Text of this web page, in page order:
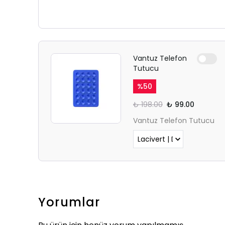
Vantuz Telefon
Tutucu
%50
₺ 198.00 ₺ 99.00
Vantuz Telefon Tutucu
Yorumlar